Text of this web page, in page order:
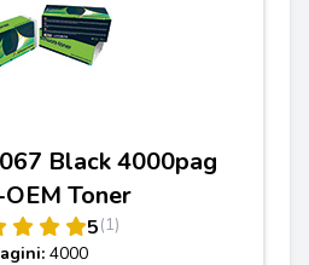
Black 4000pag
OEM Toner
5(1)
4000